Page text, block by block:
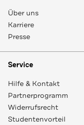
Über uns
Karriere
Presse
Service
Hilfe & Kontakt
Partnerprogramm
Widerrufsrecht
Studentenvorteil